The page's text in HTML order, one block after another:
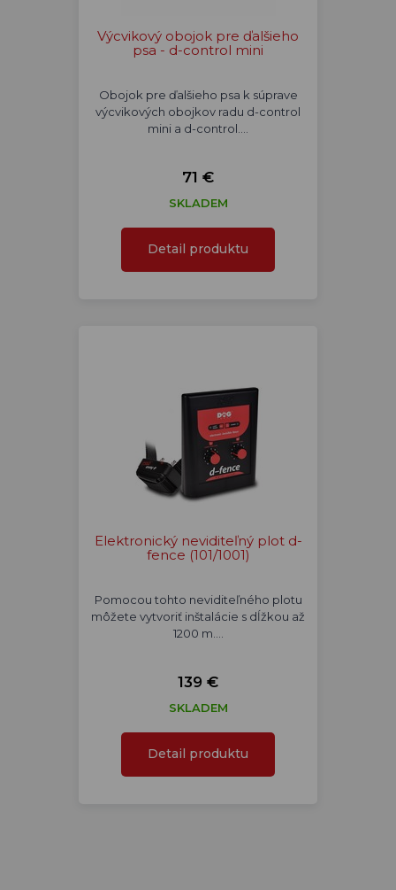
Výcvikový obojok pre ďalšieho
psa - d-control mini
Obojok pre ďalšieho psa k súprave
výcvikových obojkov radu d-control
mini a d-control.…
71 €
SKLADEM
Detail produktu
Elektronický neviditeľný plot d-
fence (101/1001)
Pomocou tohto neviditeľného plotu
môžete vytvoriť inštalácie s dĺžkou až
1200 m.…
139 €
SKLADEM
Detail produktu